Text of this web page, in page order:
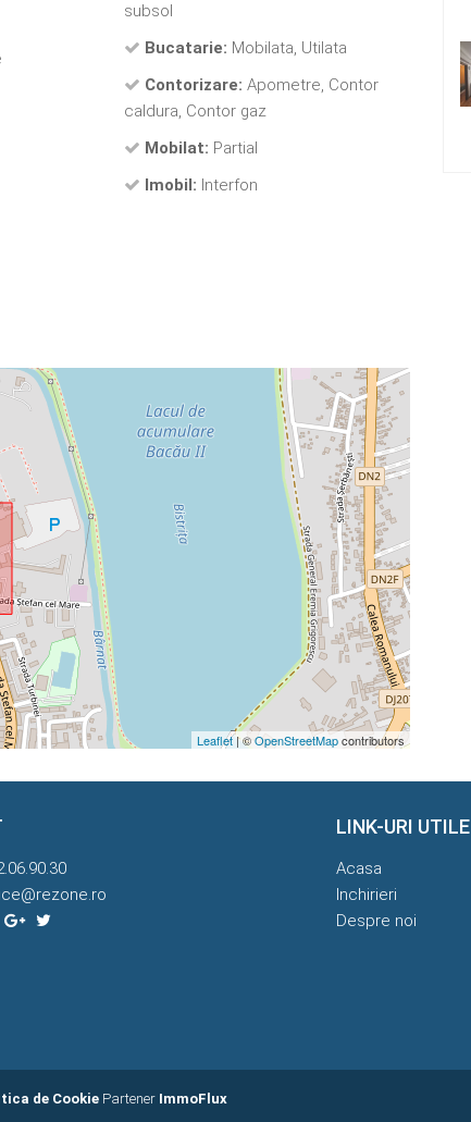
subsol
Bucatarie: Mobilata, Utilata
Contorizare: Apometre, Contor
caldura, Contor gaz
Mobilat: Partial
Imobil: Interfon
Leaflet| ©OpenStreetMapcontributors
LINK-URI UTILE
Acasa
Inchirieri
Despre noi
de Cookie Partener ImmoFlux